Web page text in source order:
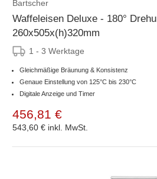
Bartscher
Waffeleisen Deluxe - 180°
260x505x(h)320mm
1 - 3 Werktage
Gleichmäßige Bräunung & Konsistenz
Genaue Einstellung von 125°C bis 230°C
Digitale Anzeige und Timer
456,81 €
543,60 € inkl. MwSt.